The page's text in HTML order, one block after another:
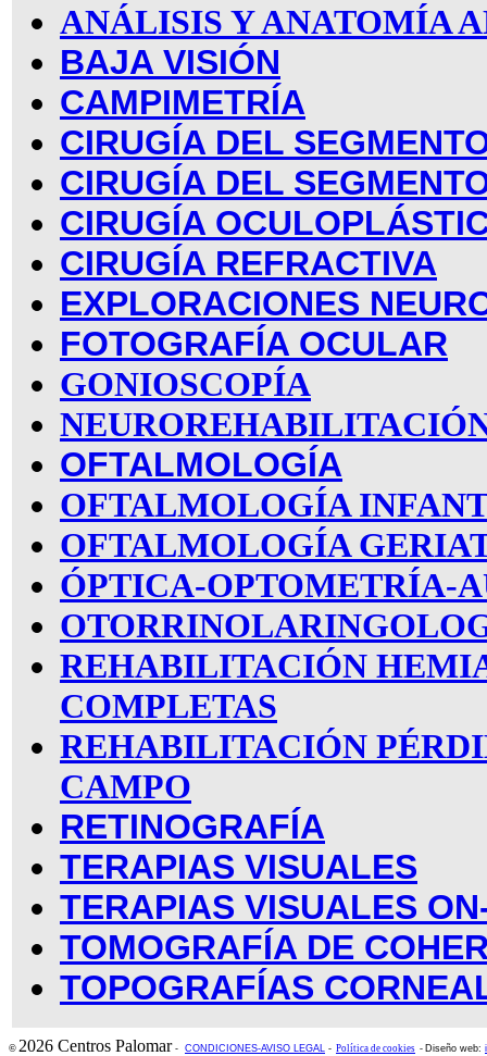
ANÁLISIS Y ANATOMÍA
BAJA VISIÓN
CAMPIMETRÍA
CIRUGÍA DEL
CIRUGÍA DEL
CIRUGÍA
CIRUGÍA REFRACTIVA
EXPLORACIONES
FOTOGRAFÍA OCULAR
GONIOSCOPÍA
OFTALMOLOGÍA
OFTALMOLOGÍA
OFTALMOLOGÍA
ÓPTICA-OPTOMETRÍA-
REHABILITACIÓN
COMPLETAS
REHABILITACIÓN
CAMPO
RETINOGRAFÍA
TERAPIAS VISUALES
TERAPIAS VISUALES
TOMOGRAFÍA DE
TOPOGRAFÍAS
© 2026 Centros Palomar- CONDICIONES-AVISO LEGAL - Política de cookies - Diseño web: